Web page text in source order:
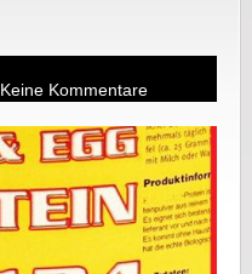
Keine Kommentare